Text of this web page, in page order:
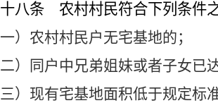
八条 农村村民符合下列条件
一）农村村民户无宅基地的；
二）同户中兄弟姐妹或者子女
三）现有宅基地面积低于规定标